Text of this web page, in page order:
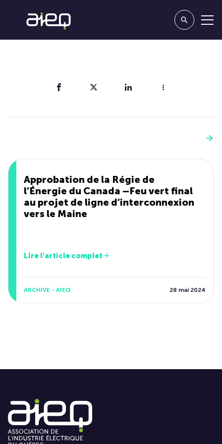
Approbation de la Régie de
l’Énergie du Canada –Feu vert final
au projet de ligne d’interconnexion
vers le Maine
Lire l'article complet
ARCHIVE - AIEQ 28 mai 2024